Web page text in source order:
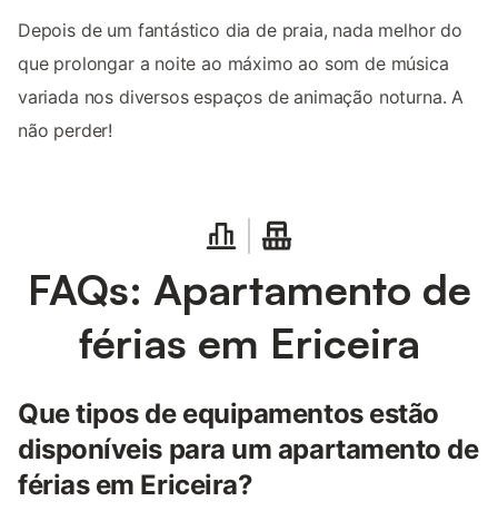
Depois de um fantástico dia de praia, nada melhor do
que prolongar a noite ao máximo ao som de música
variada nos diversos espaços de animação noturna. A
não perder!
FAQs: Apartamento de
férias em Ericeira
Que tipos de equipamentos estão
disponíveis para um apartamento de
férias em Ericeira?